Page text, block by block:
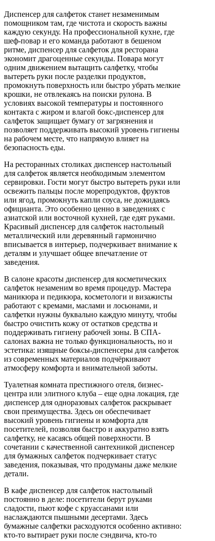
Диспенсер для салфеток станет незаменимым
помощником там, где чистота и скорость важны
каждую секунду. На профессиональной кухне, где
шеф-повар и его команда работают в бешеном
ритме, диспенсер для салфеток для ресторана
экономит драгоценные секунды. Повара могут
одним движением вытащить салфетку, чтобы
вытереть руки после разделки продуктов,
промокнуть поверхность или быстро убрать мелкие
крошки, не отвлекаясь на поиски рулона. В
условиях высокой температуры и постоянного
контакта с жиром и влагой бокс-диспенсер для
салфеток защищает бумагу от загрязнения и
позволяет поддерживать высокий уровень гигиены
на рабочем месте, что напрямую влияет на
безопасность еды.
На ресторанных столиках диспенсер настольный
для салфеток является необходимым элементом
сервировки. Гости могут быстро вытереть руки или
освежить пальцы после морепродуктов, фруктов
или ягод, промокнуть капли соуса, не дожидаясь
официанта. Это особенно ценно в заведениях с
азиатской или восточной кухней, где едят руками.
Красивый диспенсер для салфеток настольный
металлический или деревянный гармонично
вписывается в интерьер, подчеркивает внимание к
деталям и улучшает общее впечатление от
заведения.
В салоне красоты диспенсер для косметических
салфеток незаменим во время процедур. Мастера
маникюра и педикюра, косметологи и визажисты
работают с кремами, маслами и лосьонами, и
салфетки нужны буквально каждую минуту, чтобы
быстро очистить кожу от остатков средства и
поддерживать гигиену рабочей зоны. В СПА-
салонах важна не только функциональность, но и
эстетика: изящные боксы-диспенсеры для салфеток
из современных материалов подчёркивают
атмосферу комфорта и внимательной заботы.
Туалетная комната престижного отеля, бизнес-
центра или элитного клуба – еще одна локация, где
диспенсер для одноразовых салфеток раскрывает
свои преимущества. Здесь он обеспечивает
высокий уровень гигиены и комфорта для
посетителей, позволяя быстро и аккуратно взять
салфетку, не касаясь общей поверхности. В
сочетании с качественной сантехникой диспенсер
для бумажных салфеток подчеркивает статус
заведения, показывая, что продуманы даже мелкие
детали.
В кафе диспенсер для салфеток настольный
постоянно в деле: посетители берут руками
сладости, пьют кофе с круассанами или
наслаждаются пышными десертами. Здесь
бумажные салфетки расходуются особенно активно:
кто-то вытирает руки после сэндвича, кто-то